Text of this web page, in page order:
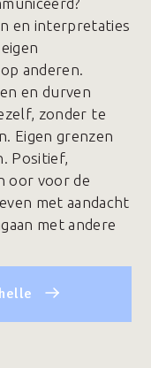
en interpretaties
anderen.
en durven
zonder te
Eigen grenzen
Positief,
oor voor de
met aandacht
met andere